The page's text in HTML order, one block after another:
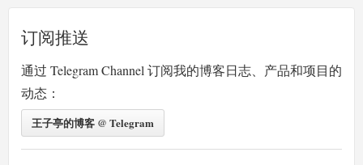
订阅推送
通过 Telegram Channel 订阅我的博客日志、产品和项目的
动态：
王子亭的博客 @ Telegram